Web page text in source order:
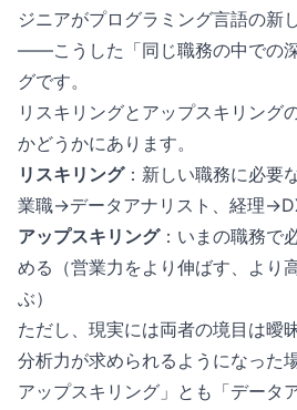
ジニアがプログラミング言語の新
——こうした「同じ職務の中での
グです。
リスキリングとアップスキリング
かどうかにあります。
リスキリング：新しい職務に必要
業職→データアナリスト、経理
アップスキリング：いまの職務で
める（営業力をより伸ばす、より
ぶ）
ただし、現実には両者の境目は曖
分析力が求められるようになった
アップスキリング」とも「データ